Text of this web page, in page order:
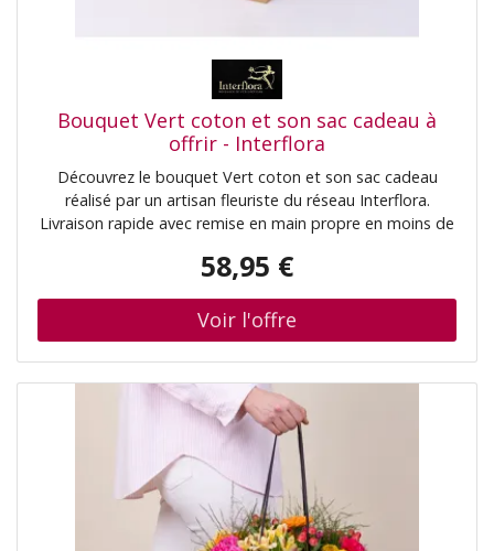
Bouquet Vert coton et son sac cadeau à
offrir - Interflora
Découvrez le bouquet Vert coton et son sac cadeau
réalisé par un artisan fleuriste du réseau Interflora.
Livraison rapide avec remise en main propre en moins de
58,95 €